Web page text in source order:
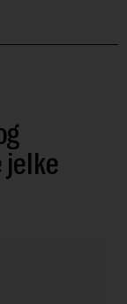
jelke